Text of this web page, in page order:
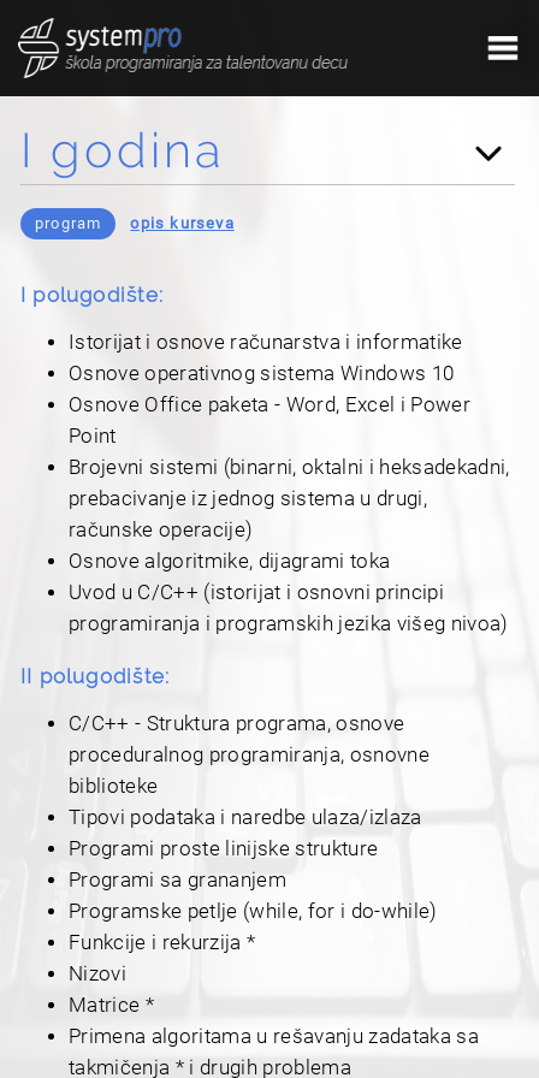
O testu
Prijava za test (
O nama
Učionica
Ekskurzije
Galerija
Kontakt
I godina
4. godina
6. godina
program opis kurseva
I polugodište:
Istorijat i osnove računarstva i informatike
Osnove operativnog sistema Windows 10
Osnove Office paketa - Word, Excel i Power
Point
Brojevni sistemi (binarni, oktalni i heksadekadni,
prebacivanje iz jednog sistema u drugi,
računske operacije)
Osnove algoritmike, dijagrami toka
Uvod u C/C++ (istorijat i osnovni principi
programiranja i programskih jezika višeg nivoa)
II polugodište:
C/C++ - Struktura programa, osnove
proceduralnog programiranja, osnovne
biblioteke
Tipovi podataka i naredbe ulaza/izlaza
Programi proste linijske strukture
Programi sa grananjem
Programske petlje (while, for i do-while)
Funkcije i rekurzija *
Nizovi
Matrice *
Primena algoritama u rešavanju zadataka sa
takmičenja * i drugih problema